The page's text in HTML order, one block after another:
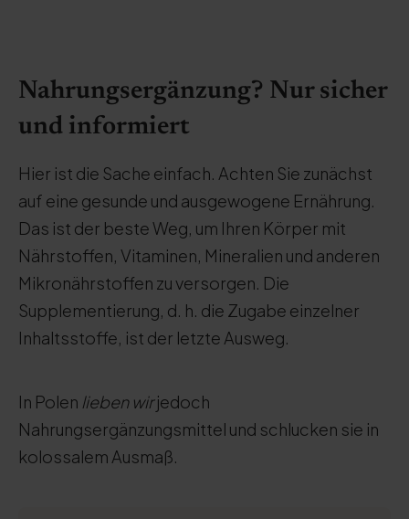
Nahrungsergänzung? Nur sicher
und informiert
Hier ist die Sache einfach. Achten Sie zunächst
auf eine gesunde und ausgewogene Ernährung.
Das ist der beste Weg, um Ihren Körper mit
Nährstoffen, Vitaminen, Mineralien und anderen
Mikronährstoffen zu versorgen. Die
Supplementierung, d. h. die Zugabe einzelner
Inhaltsstoffe, ist der letzte Ausweg.
In Polen lieben wirjedoch
Nahrungsergänzungsmittel und schlucken sie in
kolossalem Ausmaß.